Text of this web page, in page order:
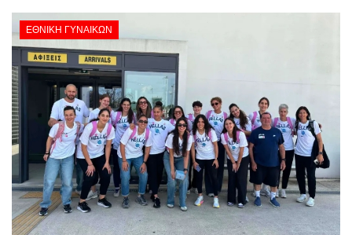
ΕΘΝΙΚΉ ΓΥΝΑΙΚΏΝ